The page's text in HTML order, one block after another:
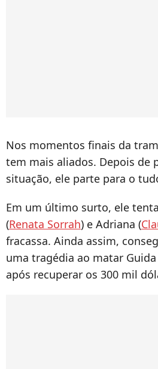
Nos momentos finais da
tem mais aliados. Depois de
situação, ele parte para o
Em um último surto, ele
(Renata Sorrah) e Adriana (
fracassa. Ainda assim,
uma tragédia ao matar
após recuperar os 300 mil